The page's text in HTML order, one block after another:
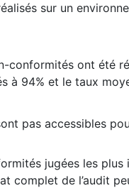
sur un
conformités ont été
à 94% et le taux
pas accessibles
jugées les
complet de l’audit